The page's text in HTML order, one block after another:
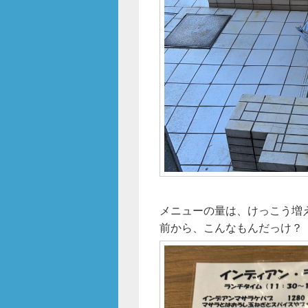
メニューの量は、けっこう増
前から、こんなもんだっけ？